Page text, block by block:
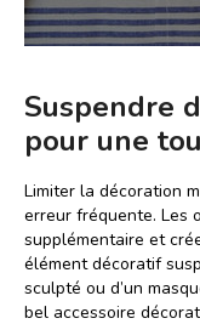
Suspendre
pour une
Limiter la décoration
erreur fréquente. Les
supplémentaire et
élément décoratif
sculpté ou d’un
bel accessoire